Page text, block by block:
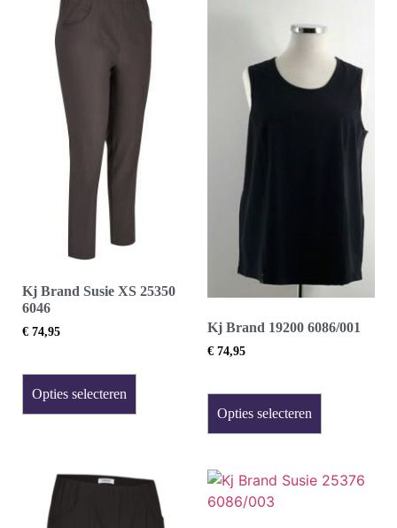
Kj Brand Susie XS 25350
6046
€ 74,95
Opties selecteren
Kj Brand 19200 6086/001
€ 74,95
Opties selecteren